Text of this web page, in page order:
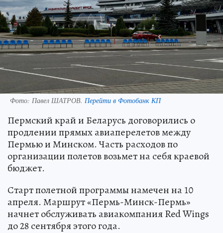
Фото: Павел ШАТРОВ. Перейти в Фотобанк КП
Пермский край и Беларусь договорились о
продлении прямых авиаперелетов между
Пермью и Минском. Часть расходов по
организации полетов возьмет на себя краевой
бюджет.
Старт полетной программы намечен на 10
апреля. Маршрут «Пермь-Минск-Пермь»
начнет обслуживать авиакомпания Red Wings
до 28 сентября этого года.